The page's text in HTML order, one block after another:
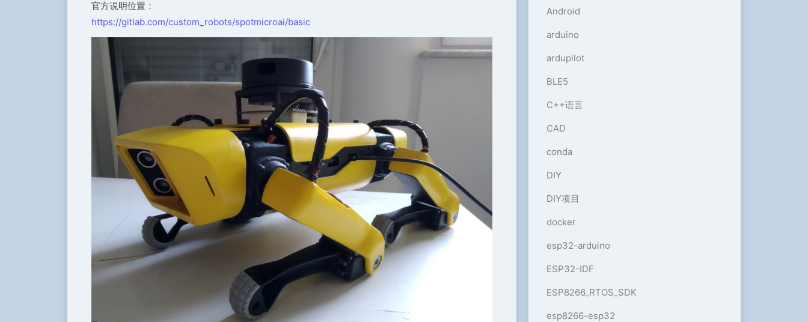
官方说明位置：
https://gitlab.com/custom_robots/spotmicroai/basic
Android
arduino
ardupilot
BLE5
C++语言
CAD
conda
DIY
DIY项目
docker
esp32-arduino
ESP32-IDF
ESP8266_RTOS_SDK
esp8266-esp32